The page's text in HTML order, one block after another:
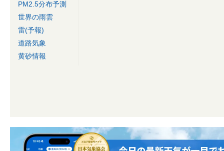
PM2.5分布予測
世界の雨雲
雷(予報)
道路気象
黄砂情報